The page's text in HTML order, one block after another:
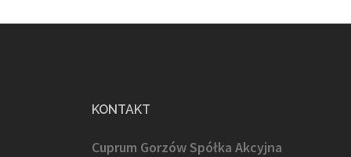
KONTAKT
Cuprum Gorzów Spółka Akcyjna